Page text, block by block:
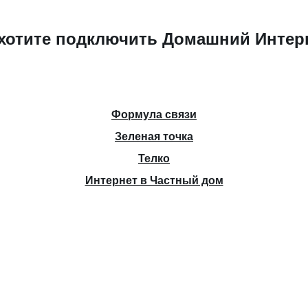
подключить Домашний
Формула связи
Зеленая точка
Телко
Интернет в Частный дом